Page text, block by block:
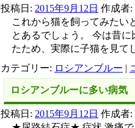
投稿日: 2015年9月12日 作成者:
これから猫を飼ってみたい
とあるでしょう。 今は昔
たため、実際に子猫を見
カテゴリー: ロシアンブルー |
ロシアンブルーに多い病気
投稿日: 2015年9月12日 作成者: